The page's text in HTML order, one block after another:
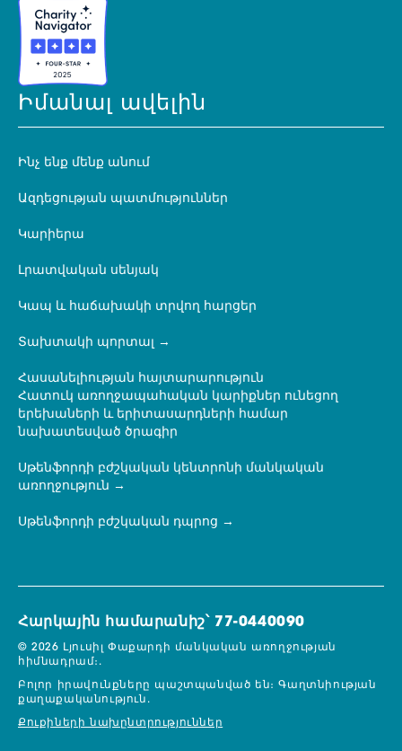
Իմանալ ավելին
Ինչ ենք մենք անում
Ազդեցության պատմություններ
Կարիերա
Լրատվական սենյակ
Կապ և հաճախակի տրվող հարցեր
Տախտակի պորտալ
Հասանելիության հայտարարություն
Հատուկ առողջապահական կարիքներ ունեցող
երեխաների և երիտասարդների համար
նախատեսված ծրագիր
Սթենֆորդի բժշկական կենտրոնի մանկական
առողջություն
Սթենֆորդի բժշկական դպրոց
Հարկային համարանիշ՝ 77-0440090
© 2026 Լյուսիլ Փաքարդի մանկական առողջության
հիմնադրամ։.
Բոլոր իրավունքները պաշտպանված են։Գաղտնիության
քաղաքականություն.
Քուքիների նախընտրություններ